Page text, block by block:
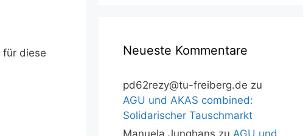
für diese
Neueste Kommentare
pd62rezy@tu-freiberg.de zu
AGU und AKAS combined:
Solidarischer Tauschmarkt
Manuela Junghans zu AGU und